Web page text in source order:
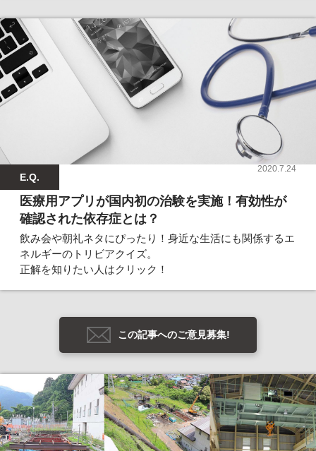
E.Q.
2020.7.24
医療用アプリが国内初の治験を実施！有効性が
確認された依存症とは？
飲み会や朝礼ネタにぴったり！身近な生活にも関係するエ
ネルギーのトリビアクイズ。
正解を知りたい人はクリック！
この記事へのご意見募集!